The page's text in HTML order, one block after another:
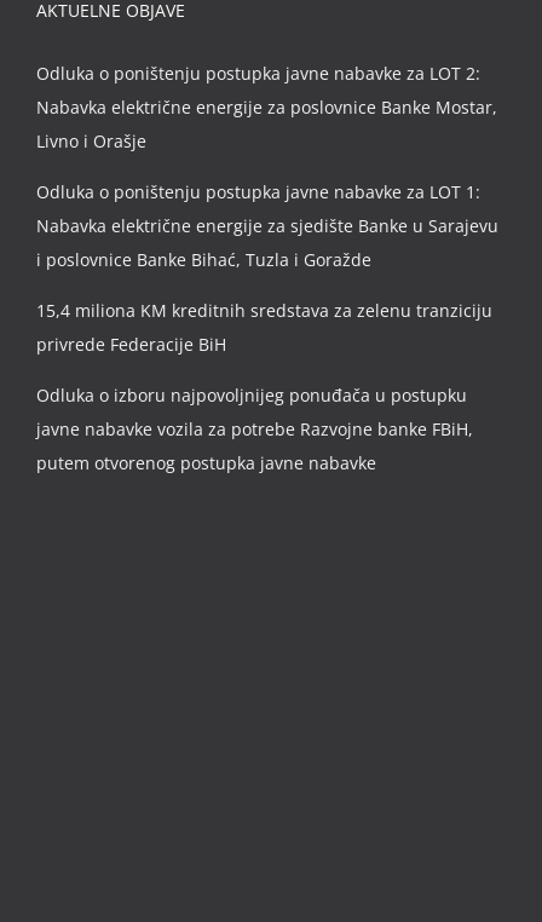
AKTUELNE OBJAVE
Odluka o poništenju postupka javne nabavke za LOT 2:
Nabavka električne energije za poslovnice Banke Mostar,
Livno i Orašje
Odluka o poništenju postupka javne nabavke za LOT 1:
Nabavka električne energije za sjedište Banke u Sarajevu
i poslovnice Banke Bihać, Tuzla i Goražde
15,4 miliona KM kreditnih sredstava za zelenu tranziciju
privrede Federacije BiH
Odluka o izboru najpovoljnijeg ponuđača u postupku
javne nabavke vozila za potrebe Razvojne banke FBiH,
putem otvorenog postupka javne nabavke